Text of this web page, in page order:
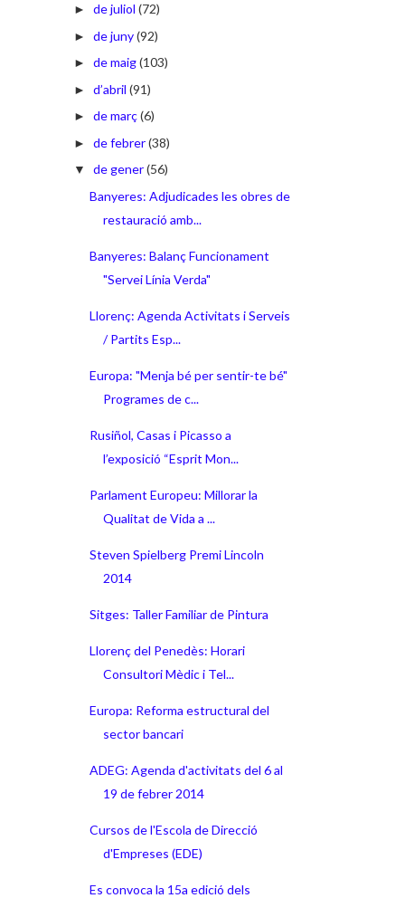
► de juliol (72)
► de juny(92)
► de maig(103)
► d’abril (91)
► de març(6)
► de febrer(38)
▼ de gener(56)
Banyeres: Adjudicades les obres de
restauració amb...
Banyeres: Balanç Funcionament
"Servei Línia Verda"
Llorenç: Agenda Activitats i Serveis
/ Partits Esp...
Europa: "Menja bé per sentir-te bé"
Programes de c...
Rusiñol, Casas i Picasso a
l’exposició “Esprit Mon...
Parlament Europeu: Millorar la
Qualitat de Vida a ...
Steven Spielberg Premi Lincoln
2014
Sitges: Taller Familiar de Pintura
Llorenç del Penedès: Horari
Consultori Mèdic i Tel...
Europa: Reforma estructural del
sector bancari
ADEG: Agenda d'activitats del 6 al
19 de febrer 2014
Cursos de l'Escola de Direcció
d'Empreses (EDE)
Es convoca la 15a edició dels